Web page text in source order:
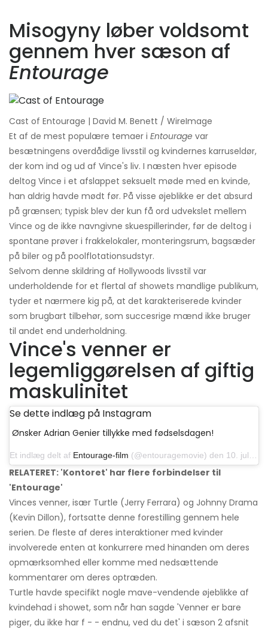
Misogyny løber voldsomt
gennem hver sæson af
Entourage
Cast of Entourage | David M. Benett / WireImage
Et af de mest populære temaer i Entourage var
besætningens overdådige livsstil og kvindernes karruseldør,
der kom ind og ud af Vince's liv. I næsten hver episode
deltog Vince i et afslappet seksuelt møde med en kvinde,
han aldrig havde mødt før. På visse øjeblikke er det absurd
på grænsen; typisk blev der kun få ord udvekslet mellem
Vince og de ikke navngivne skuespillerinder, før de deltog i
spontane prøver i frakkelokaler, monteringsrum, bagsæder
på biler og på poolflotationsudstyr.
Selvom denne skildring af Hollywoods livsstil var
underholdende for et flertal af showets mandlige publikum,
tyder et nærmere kig på, at det karakteriserede kvinder
som brugbart tilbehør, som succesrige mænd ikke bruger
til andet end underholdning.
Vince's venner er
legemliggørelsen af ​​giftig
maskulinitet
Se dette indlæg på Instagram
Ønsker Adrian Genier tillykke med fødselsdagen!
Et indlæg delt af Entourage-film (@entouragemovie) den 10. juli 2019 kl 10:27 PDT
RELATERET: 'Kontoret' har flere forbindelser til
'Entourage'
Vinces venner, især Turtle (Jerry Ferrara) og Johnny Drama
(Kevin Dillon), fortsatte denne forestilling gennem hele
serien. De fleste af deres interaktioner med kvinder
involverede enten at konkurrere med hinanden om deres
opmærksomhed eller komme med nedsættende
kommentarer om deres optræden.
Turtle havde specifikt nogle mave-vendende øjeblikke af
kvindehad i showet, som når han sagde 'Venner er bare
piger, du ikke har f - - endnu, ved du det' i sæson 2 afsnit